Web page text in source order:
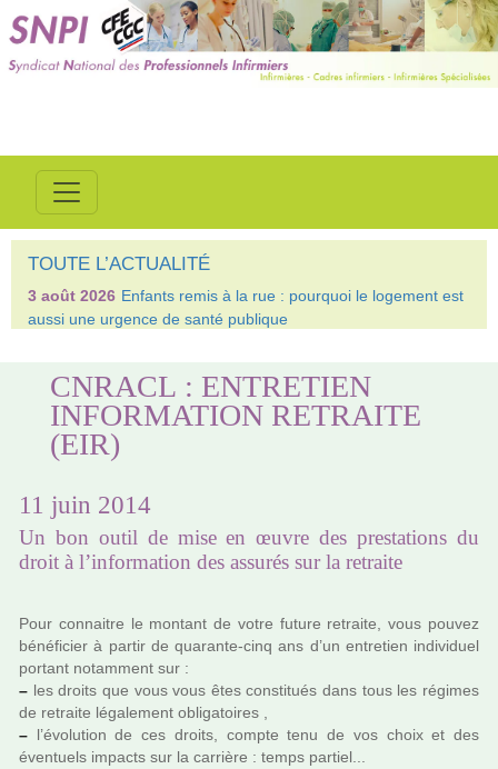
TOUTE L’ACTUALITÉ
3 août 2026 Enfants remis à la rue : pourquoi le logement est
aussi une urgence de santé publique
CNRACL : ENTRETIEN
INFORMATION RETRAITE
(EIR)
11 juin 2014
Un bon outil de mise en œuvre des prestations du
droit à l’information des assurés sur la retraite
Pour connai­tre le mon­tant de votre future retraite, vous pouvez
béné­fi­cier à partir de qua­rante-cinq ans d’un entre­tien indi­vi­duel
por­tant notam­ment sur :
– les droits que vous vous êtes cons­ti­tués dans tous les régi­mes
de retraite léga­le­ment obli­ga­toi­res ,
– l’évolution de ces droits, compte tenu de vos choix et des
éventuels impacts sur la car­rière : temps par­tiel...